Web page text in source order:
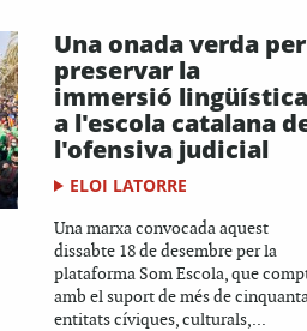
Una onada verda per
preservar la
immersió lingüística
a l'escola catalana
l'ofensiva judicial
ELOI LATORRE
Una marxa convocada aquest
dissabte 18 de desembre per la
plataforma Som Escola, que
amb el suport de més de
entitats cíviques, culturals,...